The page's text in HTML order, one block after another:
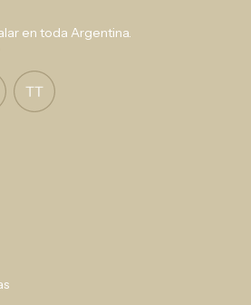
en toda Argentina.